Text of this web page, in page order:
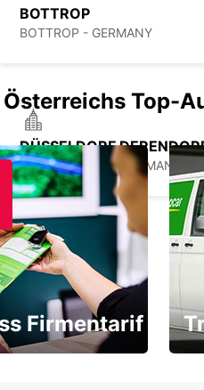
BOTTROP
BOTTROP - GERMANY
DÜSSELDORF
DUESSELDORF - GERMANY
Top-
Firmentarif